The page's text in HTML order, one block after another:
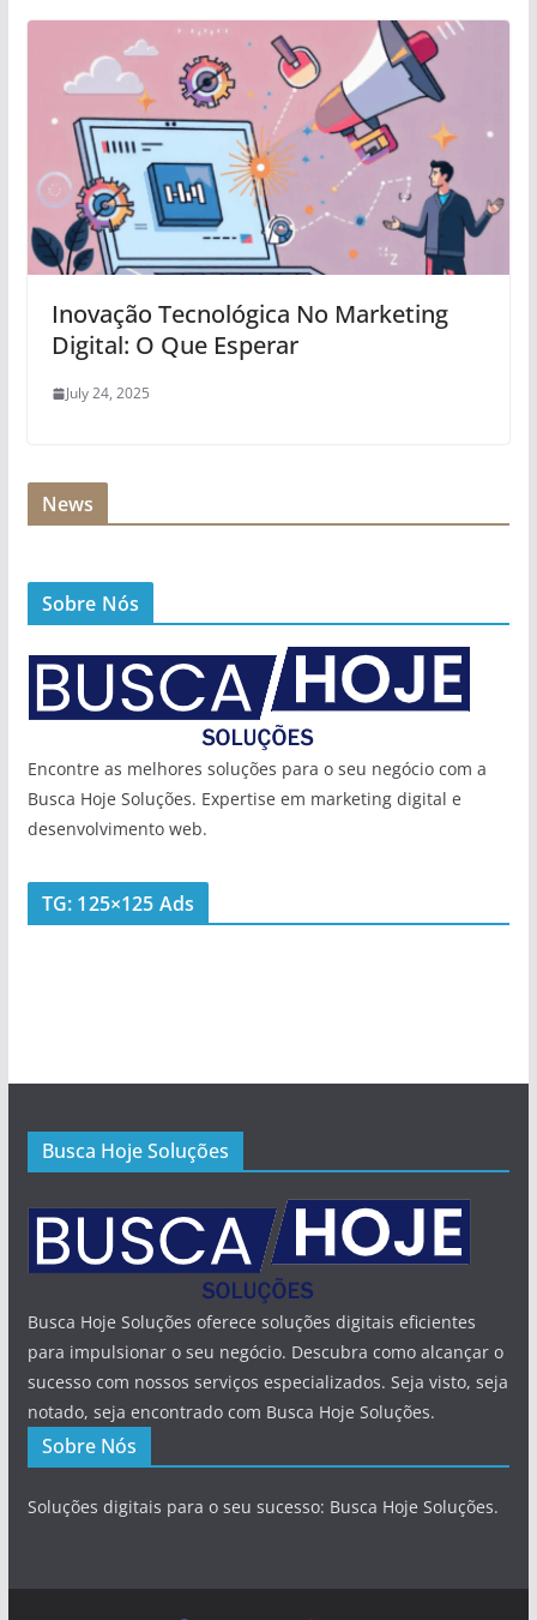
Inovação Tecnológica No Marketing
Digital: O Que Esperar
July 24, 2025
News
Sobre Nós
Encontre as melhores soluções para o seu negócio com a
Busca Hoje Soluções. Expertise em marketing digital e
desenvolvimento web.
TG: 125×125 Ads
Busca Hoje Soluções
Busca Hoje Soluções oferece soluções digitais eficientes
para impulsionar o seu negócio. Descubra como alcançar o
sucesso com nossos serviços especializados. Seja visto, seja
notado, seja encontrado com Busca Hoje Soluções.
Sobre Nós
Soluções digitais para o seu sucesso: Busca Hoje Soluções.